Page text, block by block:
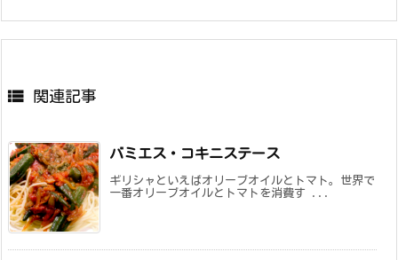
 関連記事
バミエス・コキニステース
ギリシャといえばオリーブオイルとトマト。世界で
一番オリーブオイルとトマトを消費す ...